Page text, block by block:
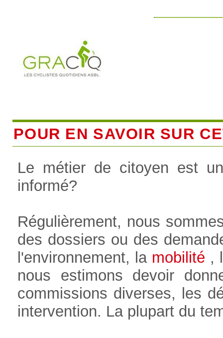
POUR EN SAVOIR SUR
Le métier de citoyen est
informé?
Régulièrement, nous
des dossiers ou des
l'environnement, la mobilité ,
nous estimons devoir
commissions diverses, les
intervention. La plupart du